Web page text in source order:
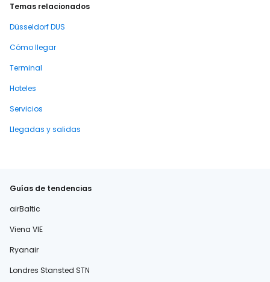
Temas relacionados
Düsseldorf DUS
Cómo llegar
Terminal
Hoteles
Servicios
Llegadas y salidas
Guías de tendencias
airBaltic
Viena VIE
Ryanair
Londres Stansted STN